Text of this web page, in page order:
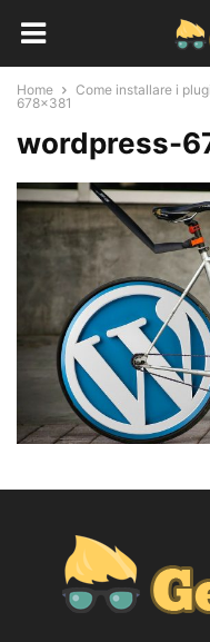
Home Come installare i
678x381
wordpress-